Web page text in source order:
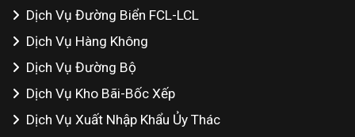
Dịch Vụ Đường Biển FCL-LCL
Dịch Vụ Hàng Không
Dịch Vụ Đường Bộ
Dịch Vụ Kho Bãi-Bốc Xếp
Dịch Vụ Xuất Nhập Khẩu Ủy Thác